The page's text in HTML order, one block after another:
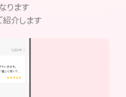
ります
紹介します